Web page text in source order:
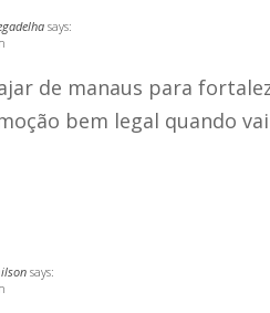
says:
de manaus para
bem legal quando
says: